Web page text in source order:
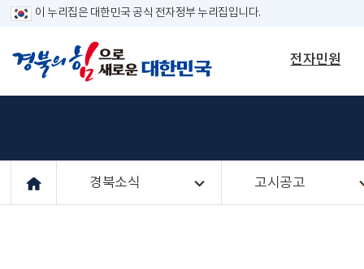
이 누리집은 대한민국 공식 전자정부 누리집입니다.
전자민원
경북소식 고시공고